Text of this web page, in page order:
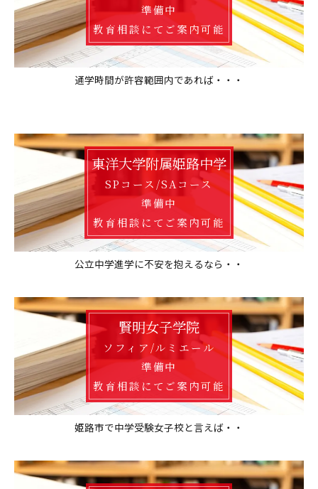
準備中
教育相談にてご案内可能
通学時間が許容範囲内であれば・・・
東洋大学附属姫路中学
SPコース/SAコース
準備中
教育相談にてご案内可能
公立中学進学に不安を抱えるなら・・
賢明女子学院
ソフィア/ルミエール
準備中
教育相談にてご案内可能
姫路市で中学受験女子校と言えば・・